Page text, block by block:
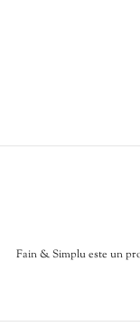
Fain & Simplu este un